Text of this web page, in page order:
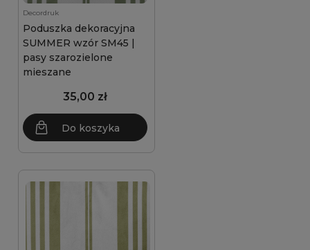
Decordruk
Poduszka dekoracyjna
SUMMER wzór SM45 |
pasy szarozielone
mieszane
35,00 zł
Do koszyka